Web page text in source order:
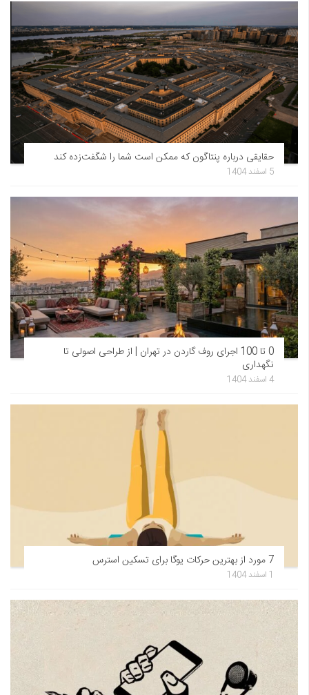
حقایقی درباره پنتاگون که ممکن است شما را شگفت‌زده کند
5 اسفند 1404
0 تا 100 اجرای روف گاردن در تهران | از طراحی اصولی تا
نگهداری
4 اسفند 1404
7 مورد از بهترین حرکات یوگا برای تسکین استرس
1 اسفند 1404